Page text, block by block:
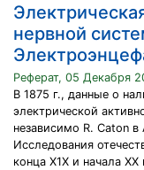
нервной
Реферат, 05 Декабря
В 1875 г., данные о
электрической
независимо R. Caton
Исследования
конца Х1Х и начала